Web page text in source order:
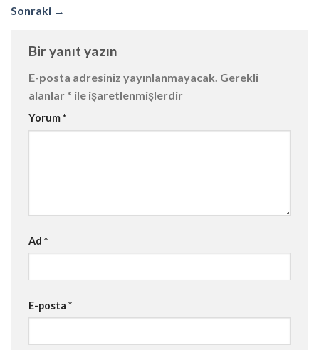
Sonraki →
Bir yanıt yazın
E-posta adresiniz yayınlanmayacak. Gerekli
alanlar * ile işaretlenmişlerdir
Yorum*
Ad *
E-posta *